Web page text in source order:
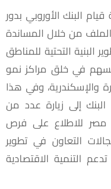
البنك الأوروبي بدور
من خلال المساندة
البنية التحتية للمناطق
يسهم في خلق مراكز نمو
والإسكندرية، وفي هذا
البنك إلى زيارة عدد من
مصر للاطلاع على فرص
التعاون في تطوير
التنمية الاقتصادية